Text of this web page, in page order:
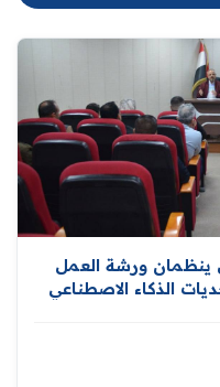
ينظمان ورشة العمل
الذكاء الاصطناعي